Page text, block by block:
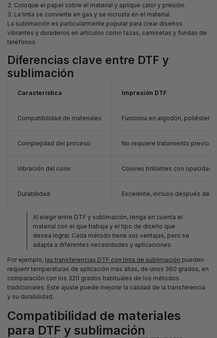
Coloque el papel sobre el material y aplique calor y presión.
La tinta se convierte en gas y se incrusta en el material.
La sublimación es particularmente popular para crear diseños
vibrantes y duraderos en artículos como tazas, camisetas y fundas de
teléfonos.
Diferencias clave entre DTF y
sublimación
Característica Impresión DTF
Compatibilidad de materiales Funciona en algodón, poliéster y
Complejidad del proceso No requiere tratamiento previo
Vibración del color Colores brillantes con opacidad
Durabilidad Excelente, incluso después de
Al elegir entre DTF y sublimación, tenga en cuenta el
material con el que trabaja y el tipo de diseño que
desea lograr. Cada método tiene sus ventajas, pero se
adapta a diferentes necesidades y aplicaciones.
Por ejemplo, las transferencias DTF con tinta de sublimación pueden
requerir temperaturas de aplicación más altas, de unos 360 grados, en
comparación con los 320 grados habituales de los métodos
tradicionales. Este ajuste puede mejorar la calidad de la transferencia
y su durabilidad.
Compatibilidad de materiales
para DTF y sublimación